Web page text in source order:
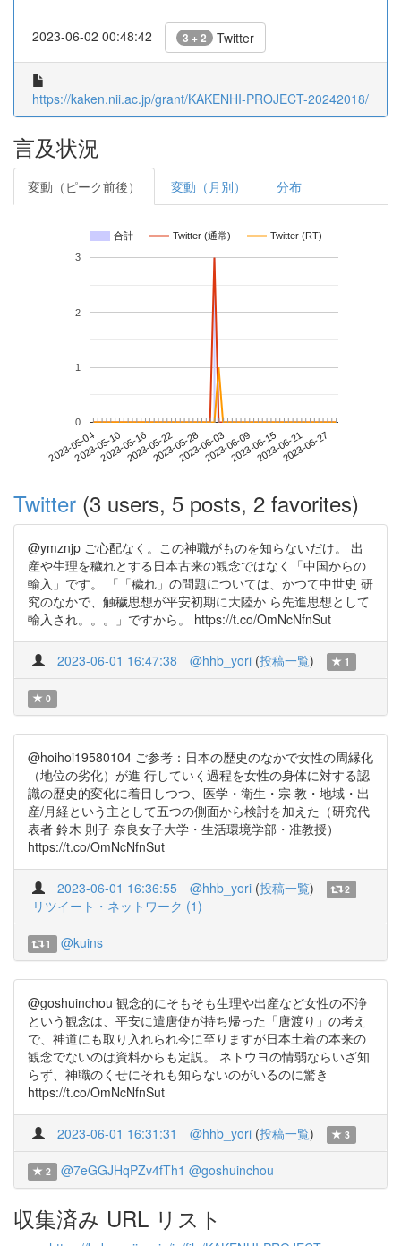
2023-06-02 00:48:42 3 + 2 Twitter
https://kaken.nii.ac.jp/grant/KAKENHI-PROJECT-20242018/
言及状況
変動（ピーク前後） 変動（月別） 分布
合計 Twitter (通常) Twitter (RT)
2023-05-042023-05-102023-05-162023-05-222023-05-282023-06-032023-06-092023-06-152023-06-212023-06-27
0
1
2
3
Twitter (3 users, 5 posts, 2 favorites)
@ymznjp ご心配なく。この神職がものを知らないだけ。 出
産や生理を穢れとする日本古来の観念ではなく「中国からの
輸入」です。 「「穢れ」の問題については、かつて中世史 研
究のなかで、触穢思想が平安初期に大陸か ら先進思想として
輸入され。。。」ですから。 https://t.co/OmNcNfnSut
2023-06-01 16:47:38 @hhb_yori (投稿一覧) 1
0
@hoihoi19580104 ご参考：日本の歴史のなかで女性の周縁化
（地位の劣化）が進 行していく過程を女性の身体に対する認
識の歴史的変化に着目しつつ、医学・衛生・宗 教・地域・出
産/月経という主として五つの側面から検討を加えた（研究代
表者 鈴木 則子 奈良女子大学・生活環境学部・准教授）
https://t.co/OmNcNfnSut
2023-06-01 16:36:55 @hhb_yori (投稿一覧) 2
リツイート・ネットワーク (1)
1 @kuins
@goshuinchou 観念的にそもそも生理や出産など女性の不浄
という観念は、平安に遣唐使が持ち帰った「唐渡り」の考え
で、神道にも取り入れられ今に至りますが日本土着の本来の
観念でないのは資料からも定説。 ネトウヨの情弱ならいざ知
らず、神職のくせにそれも知らないのがいるのに驚き
https://t.co/OmNcNfnSut
2023-06-01 16:31:31 @hhb_yori (投稿一覧) 3
2 @7eGGJHqPZv4fTh1 @goshuinchou
収集済み URL リスト